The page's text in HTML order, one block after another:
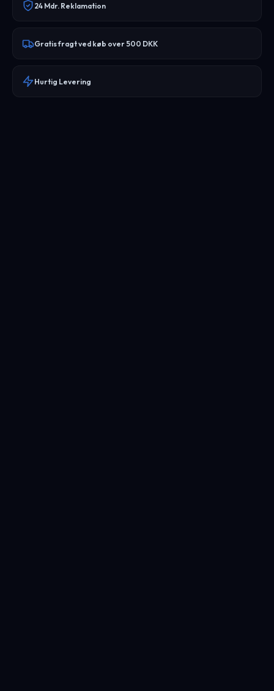
24 Mdr. Reklamation
Gratis fragt ved køb over 500 DKK
Hurtig Levering